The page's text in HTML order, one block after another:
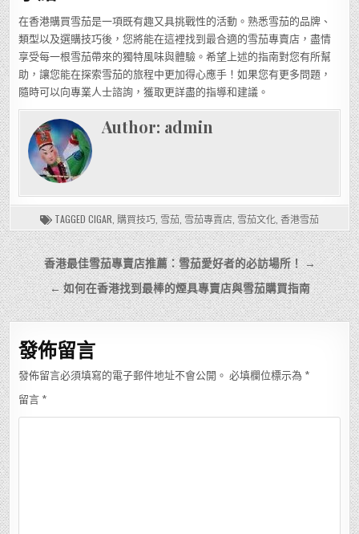
在香港購買雪茄是一項既有趣又具挑戰性的活動。熟悉雪茄的品牌、
類型以及選購技巧後，您將能在這裡找到最合適的雪茄專賣店，盡情
享受每一根雪茄帶來的獨特風味與體驗。希望上述的指南對您有所幫
助，讓您能在探索雪茄的旅程中更加得心應手！如果您有更多問題，
隨時可以向專業人士諮詢，獲取更詳盡的指導和建議。
Author: admin
TAGGED CIGAR 購買技巧 雪茄 雪茄專賣店 雪茄文化 香港雪茄
文
章
導
覽
香港最佳雪茄專賣店推薦：雪茄愛好者的必訪場所！ →
← 如何在香港找到最棒的煙具專賣店與雪茄購買指南
發佈留言
發佈留言必須填寫的電子郵件地址不會公開。 必填欄位標示為 *
留言 *